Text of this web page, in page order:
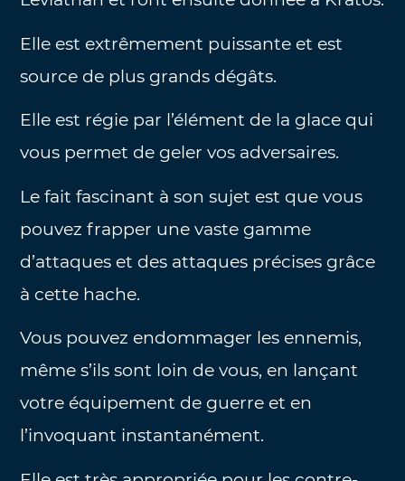
Elle est extrêmement puissante et est
source de plus grands dégâts.
Elle est régie par l’élément de la glace qui
vous permet de geler vos adversaires.
Le fait fascinant à son sujet est que vous
pouvez frapper une vaste gamme
d’attaques et des attaques précises grâce
à cette hache.
Vous pouvez endommager les ennemis,
même s’ils sont loin de vous, en lançant
votre équipement de guerre et en
l’invoquant instantanément.